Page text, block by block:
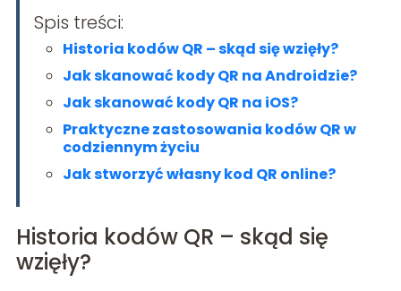
Spis treści:
Historia kodów QR – skąd się wzięły?
Jak skanować kody QR na Androidzie?
Jak skanować kody QR na iOS?
Praktyczne zastosowania kodów QR w
codziennym życiu
Jak stworzyć własny kod QR online?
Historia kodów QR – skąd się
wzięły?